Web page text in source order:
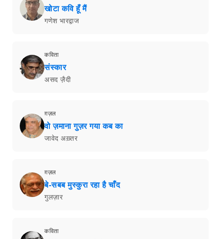
खोटा कवि हूँ मैं
गणेश भारद्वाज
कविता
संस्कार
असद ज़ैदी
ग़ज़ल
वो ज़माना गुज़र गया कब का
जावेद अख़्तर
ग़ज़ल
बे-सबब मुस्कुरा रहा है चाँद
गुलज़ार
कविता